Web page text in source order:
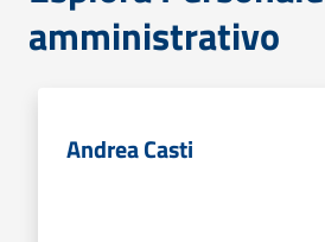
amministrativo
Andrea Casti